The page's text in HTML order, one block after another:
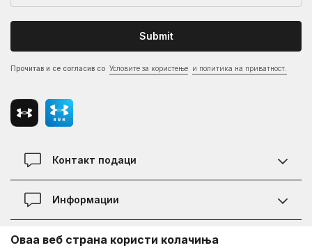
Submit
Прочитав и се согласив со Условите за користење и политика на приватност.
Контакт подаци
Контакт
Информации
Информации за Under Armour
Оваа веб страна користи колачиња